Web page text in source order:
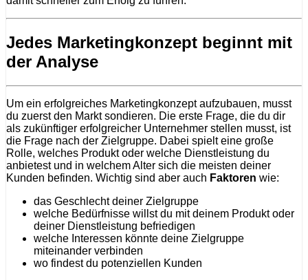
Jedes Marketingkonzept beginnt mit
der Analyse
Um ein erfolgreiches Marketingkonzept aufzubauen, musst
du zuerst den Markt sondieren. Die erste Frage, die du dir
als zukünftiger erfolgreicher Unternehmer stellen musst, ist
die Frage nach der Zielgruppe. Dabei spielt eine große
Rolle, welches Produkt oder welche Dienstleistung du
anbietest und in welchem Alter sich die meisten deiner
Kunden befinden. Wichtig sind aber auch Faktoren wie:
das Geschlecht deiner Zielgruppe
welche Bedürfnisse willst du mit deinem Produkt oder
deiner Dienstleistung befriedigen
welche Interessen könnte deine Zielgruppe
miteinander verbinden
wo findest du potenziellen Kunden